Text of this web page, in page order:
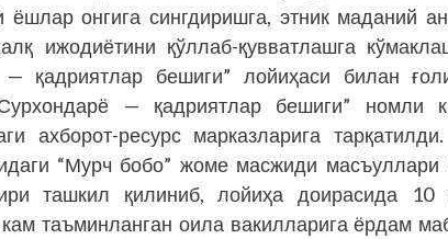
ёшлар онгига сингдиришга, этник маданий
ижодиётини қўллаб-қувватлашга
— қадриятлар бешиги” лойиҳаси билан
— қадриятлар бешиги” номли
ахборот-ресурс марказларига
“Мурч бобо” жоме масжиди масъуллари
ташкил қилиниб, лойиҳа доирасида 10
кам таъминланган оила вакилларига ёрдам